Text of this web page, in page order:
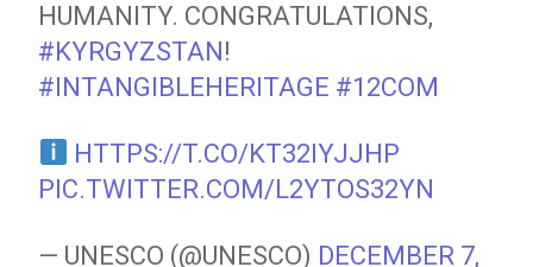
HUMANITY. CONGRATULATIONS,
#KYRGYZSTAN!
#INTANGIBLEHERITAGE #12COM
HTTPS://T.CO/KT32IYJJHP
PIC.TWITTER.COM/L2YTOS32YN
— UNESCO (@UNESCO) DECEMBER 7,